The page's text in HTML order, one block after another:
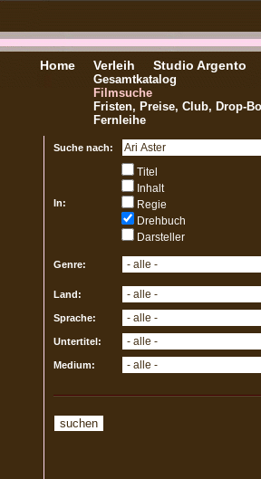
Home Verleih
Gesamtkatalog
Filmsuche
Fristen, Preise, Club, Drop-
Fernleihe
Studio Argento
Suche nach:
In:
Titel
Inhalt
Regie
Drehbuch
Darsteller
Genre:
Land:
Sprache:
Untertitel:
Medium: